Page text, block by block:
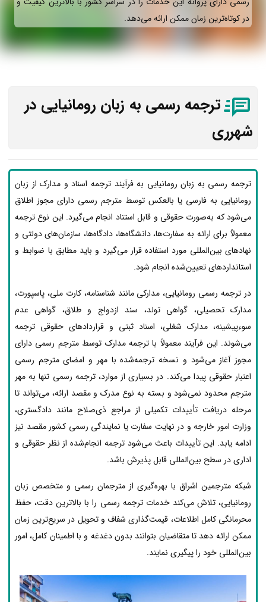
در کوتاه‌ترین زمان ممکن ارائه می‌دهد.
ترجمه رسمی به زبان رومانیایی در
شهرری
ترجمه رسمی به زبان رومانیایی به فرآیند ترجمه اسناد و مدارک از زبان
رومانیایی به فارسی یا بالعکس توسط مترجم رسمی دارای مجوز اطلاق
می‌شود که به‌صورت حقوقی و قابل استناد انجام می‌گیرد. این نوع ترجمه
معمولاً برای ارائه به سفارت‌ها، دانشگاه‌ها، دادگاه‌ها، سازمان‌های دولتی و
نهادهای بین‌المللی مورد استفاده قرار می‌گیرد و باید مطابق با ضوابط و
استانداردهای تعیین‌شده انجام شود.
در ترجمه رسمی رومانیایی، مدارکی مانند شناسنامه، کارت ملی، پاسپورت،
مدارک تحصیلی، گواهی تولد، سند ازدواج و طلاق، گواهی عدم
سوءپیشینه، مدارک شغلی، اسناد ثبتی و قراردادهای حقوقی ترجمه
می‌شوند. این فرآیند معمولاً با ترجمه مدارک توسط مترجم رسمی دارای
مجوز آغاز می‌شود و نسخه ترجمه‌شده با مهر و امضای مترجم رسمی
اعتبار حقوقی پیدا می‌کند. در بسیاری از موارد، ترجمه رسمی تنها به مهر
مترجم محدود نمی‌شود و بسته به نوع مدرک و مقصد ارائه، می‌تواند تا
مرحله دریافت تأییدات تکمیلی از مراجع ذی‌صلاح مانند دادگستری،
وزارت امور خارجه و در نهایت سفارت یا نمایندگی رسمی کشور مقصد نیز
ادامه یابد. این تأییدات باعث می‌شود ترجمه انجام‌شده از نظر حقوقی و
اداری در سطح بین‌المللی قابل پذیرش باشد.
شبکه مترجمین اشراق با بهره‌گیری از مترجمان رسمی و متخصص زبان
رومانیایی، تلاش می‌کند خدمات ترجمه رسمی را با بالاترین دقت، حفظ
محرمانگی کامل اطلاعات، قیمت‌گذاری شفاف و تحویل در سریع‌ترین زمان
ممکن ارائه دهد تا متقاضیان بتوانند بدون دغدغه و با اطمینان کامل، امور
بین‌المللی خود را پیگیری نمایند.